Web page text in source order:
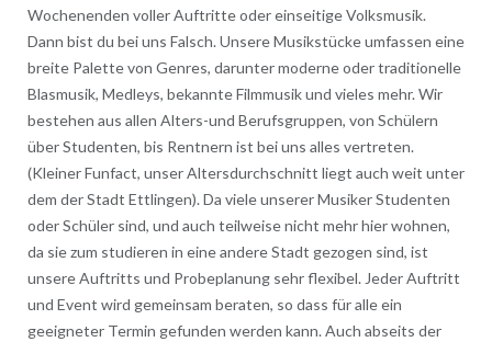
Wochenenden voller Auftritte oder einseitige Volksmusik.
Dann bist du bei uns Falsch. Unsere Musikstücke umfassen eine
breite Palette von Genres, darunter moderne oder traditionelle
Blasmusik, Medleys, bekannte Filmmusik und vieles mehr. Wir
bestehen aus allen Alters-und Berufsgruppen, von Schülern
über Studenten, bis Rentnern ist bei uns alles vertreten.
(Kleiner Funfact, unser Altersdurchschnitt liegt auch weit unter
dem der Stadt Ettlingen). Da viele unserer Musiker Studenten
oder Schüler sind, und auch teilweise nicht mehr hier wohnen,
da sie zum studieren in eine andere Stadt gezogen sind, ist
unsere Auftritts und Probeplanung sehr flexibel. Jeder Auftritt
und Event wird gemeinsam beraten, so dass für alle ein
geeigneter Termin gefunden werden kann. Auch abseits der